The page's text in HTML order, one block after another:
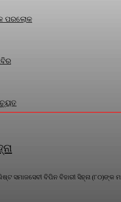
ପରଲୋକ
ସମାଜସେବୀ ବିପିନ ବିହାରୀ ସିହ୍ନା (୮୦)ଙ୍କ